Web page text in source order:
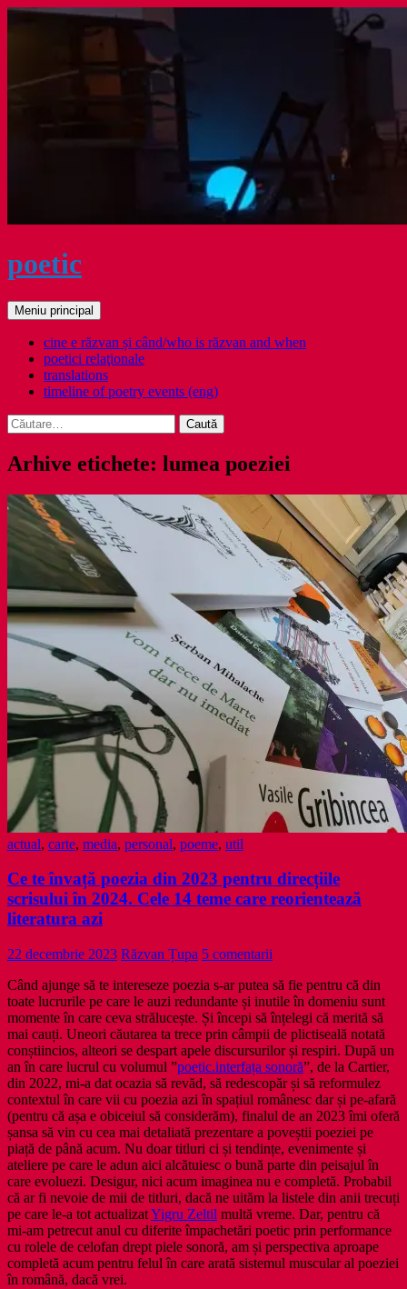
Sari
poetic
Caută
Meniu principal
cine e răzvan și când/who is răzvan and when
poetici relaţionale
translations
timeline of poetry events (eng)
Caută
după:
Arhive etichete: lumea poeziei
actual, carte, media, personal, poeme, util
Ce te învață poezia din 2023 pentru direcțiile
scrisului în 2024. Cele 14 teme care reorientează
literatura azi
22 decembrie 2023 Răzvan Țupa 5 comentarii
Când ajunge să te intereseze poezia s-ar putea să fie pentru că din
toate lucrurile pe care le auzi redundante și inutile în domeniu sunt
momente în care ceva strălucește. Și începi să înțelegi că merită să
mai cauți. Uneori căutarea ta trece prin câmpii de plictiseală notată
conștiincios, alteori se despart apele discursurilor și respiri. După un
an în care lucrul cu volumul ”poetic.interfața sonoră”, de la Cartier,
din 2022, mi-a dat ocazia să revăd, să redescopăr și să reformulez
contextul în care vii cu poezia azi în spațiul românesc dar și pe-afară
(pentru că așa e obiceiul să considerăm), finalul de an 2023 îmi oferă
șansa să vin cu cea mai detaliată prezentare a poveștii poeziei pe
piață de până acum. Nu doar titluri ci și tendințe, evenimente și
ateliere pe care le adun aici alcătuiesc o bună parte din peisajul în
care evoluezi. Desigur, nici acum imaginea nu e completă. Probabil
că ar fi nevoie de mii de titluri, dacă ne uităm la listele din anii trecuți
pe care le-a tot actualizatYigru Zeltil multă vreme. Dar, pentru că
mi-am petrecut anul cu diferite împachetări poetic prin performance
cu rolele de celofan drept piele sonoră, am și perspectiva aproape
completă acum pentru felul în care arată sistemul muscular al poeziei
în română, dacă vrei.